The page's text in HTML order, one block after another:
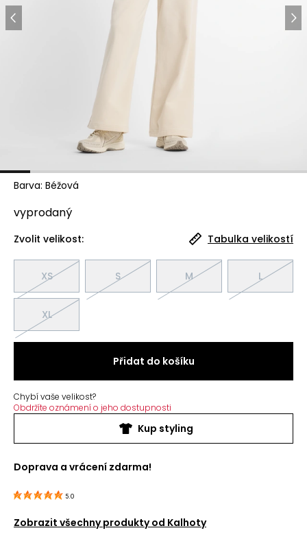
Barva: Béžová
vyprodaný
Zvolit velikost: Tabulka velikostí
XS S M L
XL
Přidat do košíku
Chybí vaše velikost?
Obdržíte oznámení o jeho dostupnosti
Kup styling
Doprava a vrácení zdarma!
5.0
Zobrazit všechny produkty od Kalhoty